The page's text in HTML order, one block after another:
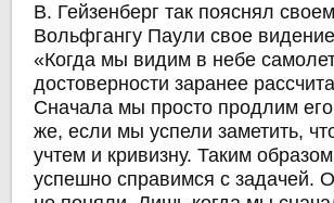
В. Гейзенберг так пояснял
Вольфгангу Паули свое
«Когда мы видим в небе
достоверности заранее
Сначала мы просто продлим
же, если мы успели заметить,
учтем и кривизну. Таким
успешно справимся с задачей.